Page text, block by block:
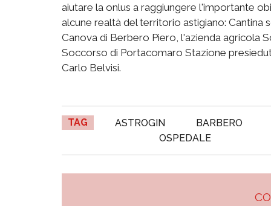
aiutare la onlus a raggiungere l'importante
alcune realtà del territorio astigiano: Cantina
Canova di Berbero Piero, l'azienda agricola
Soccorso di Portacomaro Stazione
Carlo Belvisi.
TAG ASTROGIN BARBERO
OSPEDALE